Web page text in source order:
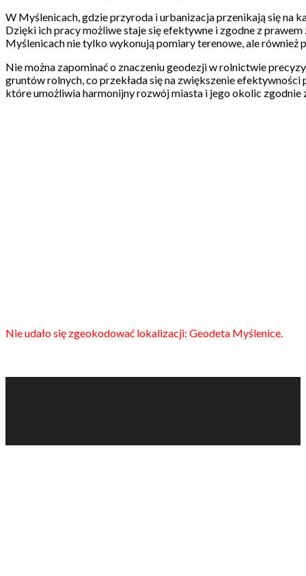
W Myślenicach, gdzie przyroda i urbanizacja przenikają się na
Dzięki ich pracy możliwe staje się efektywne i zgodne z
Myślenicach nie tylko wykonują pomiary terenowe, ale
Nie można zapominać o znaczeniu geodezji w rolnictwie
gruntów rolnych, co przekłada się na zwiększenie
które umożliwia harmonijny rozwój miasta i jego okolic zgodnie
Nie udało się zgeokodować lokalizacji: Geodeta Myślenice.